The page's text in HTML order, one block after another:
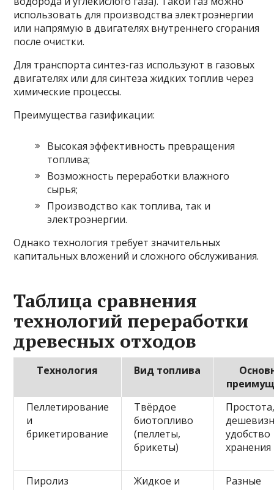
использовать для производства электроэнергии
или напрямую в двигателях внутреннего сгорания
после очистки.
Для транспорта синтез-газ используют в газовых
двигателях или для синтеза жидких топлив через
химические процессы.
Преимущества газификации:
Высокая эффективность превращения
топлива;
Возможность переработки влажного
сырья;
Производство как топлива, так и
электроэнергии.
Однако технология требует значительных
капитальных вложений и сложного обслуживания.
Таблица сравнения
технологий переработки
древесных отходов
Технология Вид топлива
Пеллетирование
и
брикетирование
Твёрдое
биотопливо
(пеллеты,
брикеты)
удобство
хранения
Пиролиз
Жидкое и
Разные